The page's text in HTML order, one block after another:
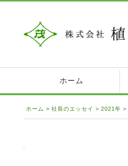
ホーム
ホーム > 社長のエッセイ > 2021年 >